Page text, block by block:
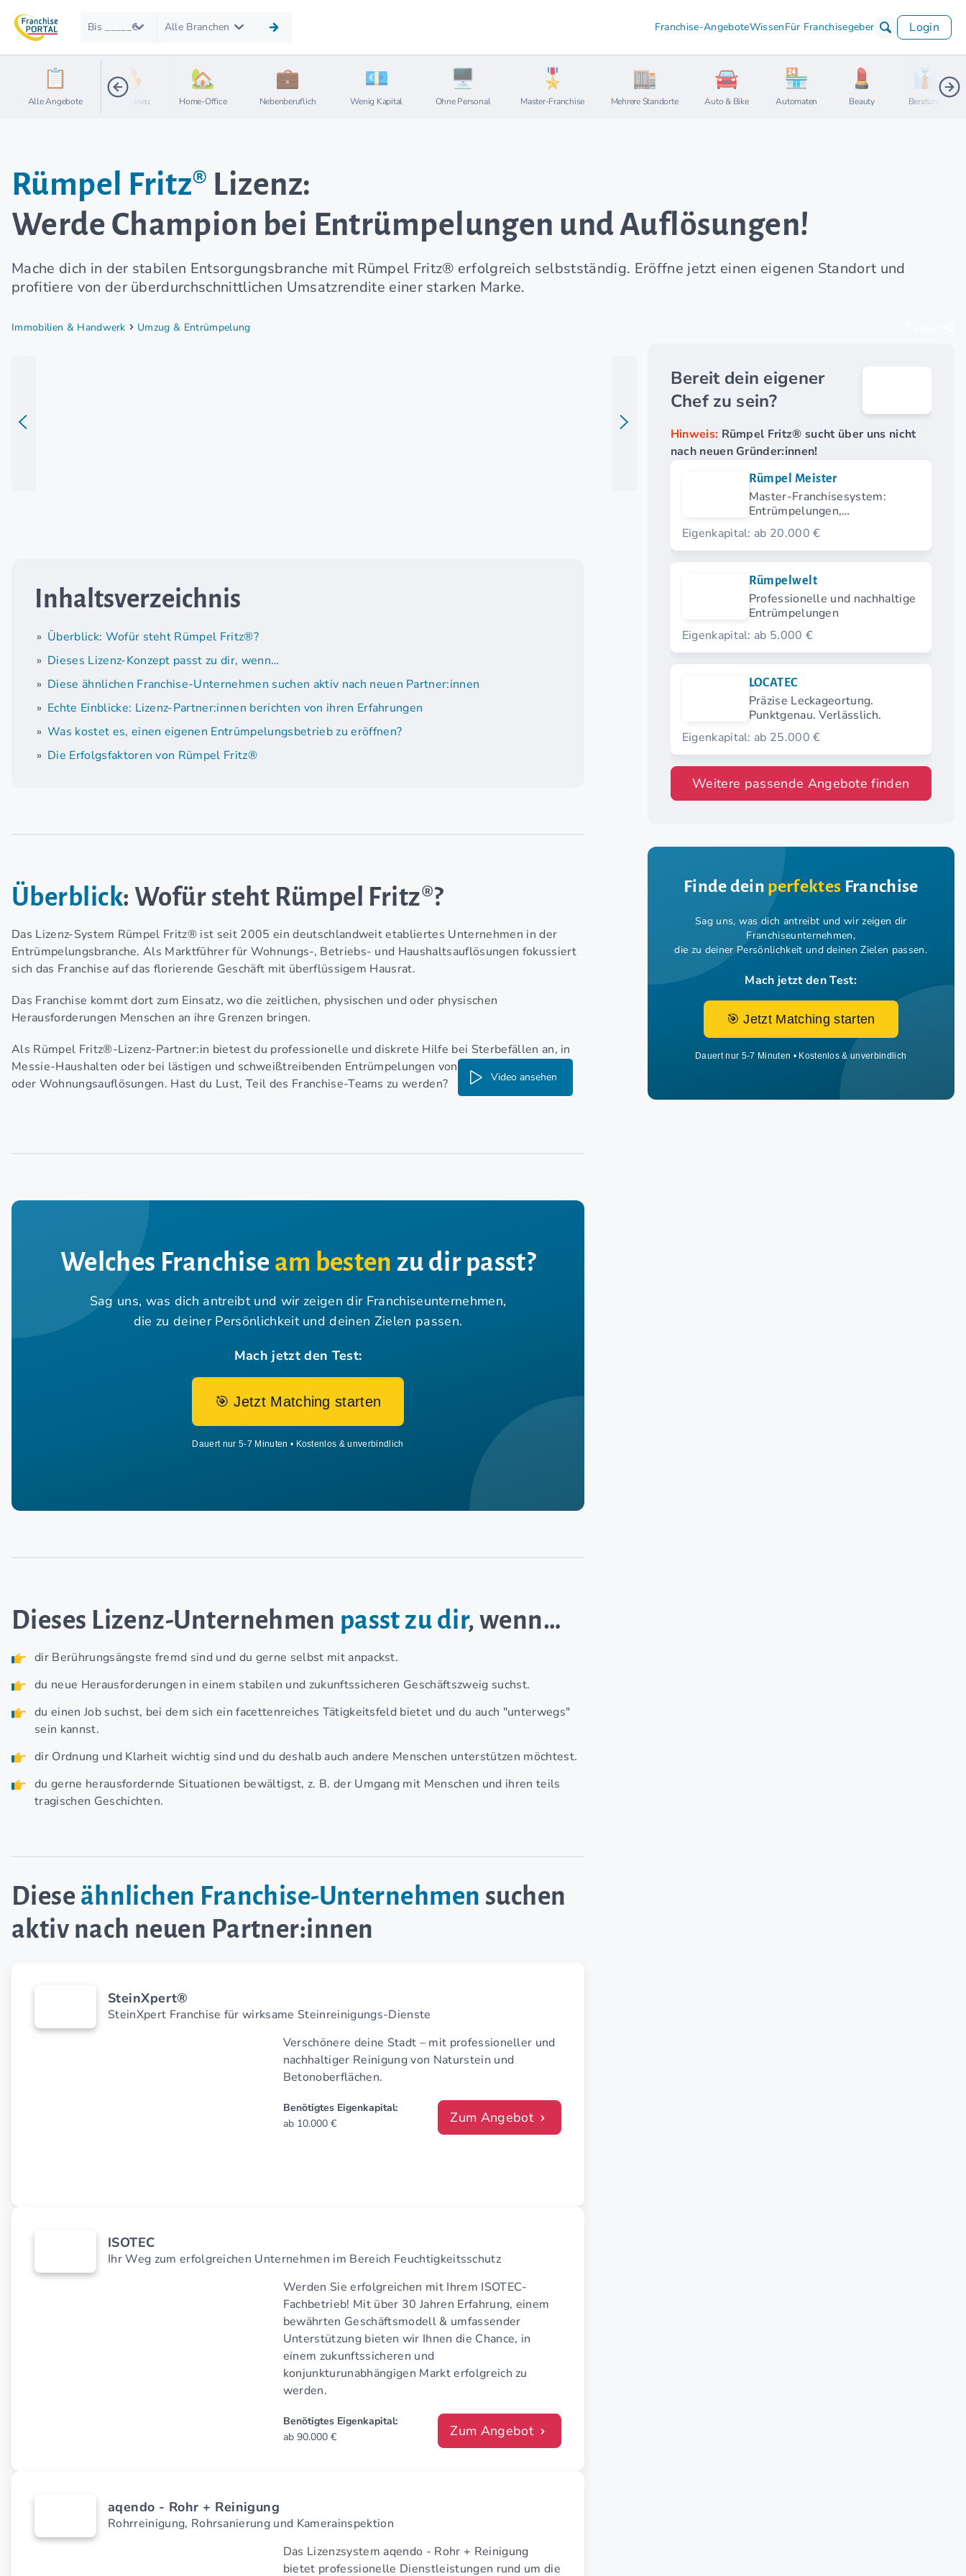
Bis _____€ Alle Branchen Franchise-AngeboteWissenFür Franchisegeber Login
Alle Angebote Brandneu Home-Office Nebenberuflich Wenig Kapital Ohne Personal Master-Franchise Mehrere Standorte Auto & Bike Automaten Beauty Beratung
Rümpel Fritz® Lizenz:
Werde Champion bei Entrümpelungen und Auflösungen!
Mache dich in der stabilen Entsorgungsbranche mit Rümpel Fritz® erfolgreich selbstständig. Eröffne jetzt einen eigenen Standort und
profitiere von der überdurchschnittlichen Umsatzrendite einer starken Marke.
Immobilien & Handwerk Umzug & Entrümpelung
Inhaltsverzeichnis
Überblick: Wofür steht Rümpel Fritz®?
Dieses Lizenz-Konzept passt zu dir, wenn…
Diese ähnlichen Franchise-Unternehmen suchen aktiv nach neuen Partner:innen
Echte Einblicke: Lizenz-Partner:innen berichten von ihren Erfahrungen
Was kostet es, einen eigenen Entrümpelungsbetrieb zu eröffnen?
Die Erfolgsfaktoren von Rümpel Fritz®
Überblick: Wofür steht Rümpel Fritz®?
Das Lizenz-System Rümpel Fritz® ist seit 2005 ein deutschlandweit etabliertes Unternehmen in der
Entrümpelungsbranche. Als Marktführer für Wohnungs-, Betriebs- und Haushaltsauflösungen fokussiert
sich das Franchise auf das florierende Geschäft mit überflüssigem Hausrat.
Das Franchise kommt dort zum Einsatz, wo die zeitlichen, physischen und oder physischen
Herausforderungen Menschen an ihre Grenzen bringen.
Als Rümpel Fritz®-Lizenz-Partner:in bietest du professionelle und diskrete Hilfe bei Sterbefällen an, in
Messie-Haushalten oder bei lästigen und schweißtreibenden Entrümpelungen von Kellern, Dachböden
oder Wohnungsauflösungen. Hast du Lust, Teil des Franchise-Teams zu werden?
Video ansehen
Welches Franchise am besten zu dir passt?
Sag uns, was dich antreibt und wir zeigen dir Franchiseunternehmen,
die zu deiner Persönlichkeit und deinen Zielen passen.
Mach jetzt den Test:
🎯 Jetzt Matching starten
Dauert nur 5-7 Minuten • Kostenlos & unverbindlich
Dieses Lizenz-Unternehmen passt zu dir, wenn…
dir Berührungsängste fremd sind und du gerne selbst mit anpackst.
du neue Herausforderungen in einem stabilen und zukunftssicheren Geschäftszweig suchst.
du einen Job suchst, bei dem sich ein facettenreiches Tätigkeitsfeld bietet und du auch "unterwegs"
sein kannst.
dir Ordnung und Klarheit wichtig sind und du deshalb auch andere Menschen unterstützen möchtest.
du gerne herausfordernde Situationen bewältigst, z. B. der Umgang mit Menschen und ihren teils
tragischen Geschichten.
Diese ähnlichen Franchise-Unternehmen suchen
aktiv nach neuen Partner:innen
SteinXpert®
SteinXpert Franchise für wirksame Steinreinigungs-Dienste
Verschönere deine Stadt – mit profes­sioneller und
nach­haltiger Reinigung von Naturstein und
Betonoberflächen.
Benötigtes Eigenkapital:
ab 10.000 €
Zum Angebot
ISOTEC
Ihr Weg zum erfolgreichen Unternehmen im Bereich Feuchtigkeitsschutz
Werden Sie erfolgreichen mit Ihrem ISOTEC-
Fachbetrieb! Mit über 30 Jahren Erfahrung, einem
bewährten Geschäftsmodell & umfassender
Unterstützung bieten wir Ihnen die Chance, in
einem zukunftssicheren und
konjunkturunabhängigen Markt erfolgreich zu
werden.
Benötigtes Eigenkapital:
ab 90.000 €
Zum Angebot
aqendo - Rohr + Reinigung
Rohrreinigung, Rohrsanierung und Kamerainspektion
Das Lizenzsystem aqendo - Rohr + Reinigung
bietet professionelle Dienstleistungen rund um die
Bereit dein eigener
Chef zu sein?
Hinweis: Rümpel Fritz® sucht über uns nicht
nach neuen Gründer:innen!
Rümpel Meister
Master-Franchisesystem:
Entrümpelungen,
Haushaltsauflösungen und
Entsorgung
Eigenkapital: ab 20.000 €
Rümpelwelt
Professionelle und nachhaltige
Entrümpelungen
Eigenkapital: ab 5.000 €
LOCATEC
Präzise Leckageortung.
Punktgenau. Verlässlich.
Eigenkapital: ab 25.000 €
Weitere passende Angebote finden
Finde dein perfektes Franchise
Sag uns, was dich antreibt und wir zeigen dir
Franchiseunternehmen,
die zu deiner Persönlichkeit und deinen Zielen passen.
Mach jetzt den Test:
🎯 Jetzt Matching starten
Dauert nur 5-7 Minuten • Kostenlos & unverbindlich